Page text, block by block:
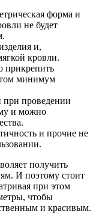
форма и
не будет
и,
кровли.
прикрепить
минимум
при проведении
и можно
и прочие не
получить
И поэтому стоит
при этом
чтобы
и красивым.